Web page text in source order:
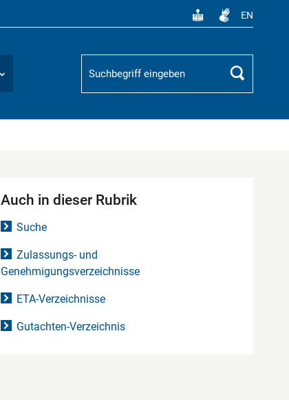
EN
Suchbegriff
Suchen
Auch in dieser Rubrik
Suche
Zulassungs- und
Genehmigungsverzeichnisse
ETA-Verzeichnisse
Gutachten-Verzeichnis